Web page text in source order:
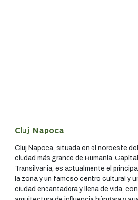
Cluj Napoca
Cluj Napoca, situada en el noroeste
ciudad más grande de Rumania.
Transilvania, es actualmente el
la zona y un famoso centro cultural y
ciudad encantadora y llena de vida,